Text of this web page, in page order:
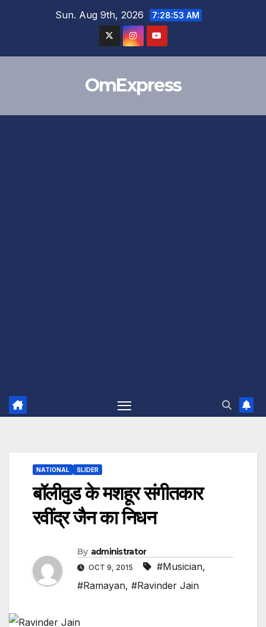
Sun. Aug 9th, 2026 7:28:54 AM
OmExpress
NATIONAL SLIDER
बॉलीवुड के मशहूर संगीतकार
रवींद्र जैन का निधन
By administrator
OCT 9, 2015 #Musician,
#Ramayan, #Ravinder Jain